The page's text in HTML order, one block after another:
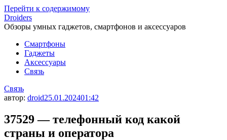
Перейти к содержимому
Droiders
Обзоры умных гаджетов, смартфонов и аксессуаров
Смартфоны
Гаджеты
Аксессуары
Связь
Связь
автор: droid25.01.202401:42
37529 — телефонный код какой
страны и оператора